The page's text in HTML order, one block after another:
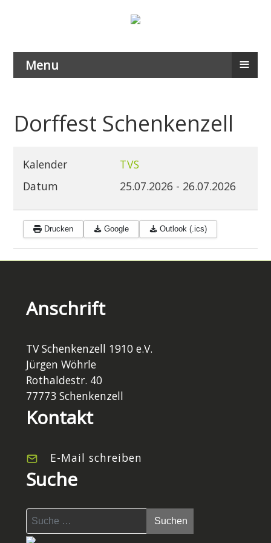
Menu ≡
Dorffest Schenkenzell
Kalender
TVS
Datum
25.07.2026 - 26.07.2026
Drucken Google Outlook (.ics)
Anschrift
TV Schenkenzell 1910 e.V.
Jürgen Wöhrle
Rothaldestr. 40
77773 Schenkenzell
Kontakt
E-Mail schreiben
Suche
Suchen Suchen